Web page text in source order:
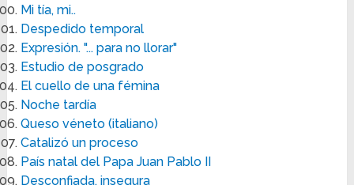
Mi tía, mi..
Despedido temporal
Expresión. "... para no llorar"
Estudio de posgrado
El cuello de una fémina
Noche tardía
Queso véneto (italiano)
Catalizó un proceso
País natal del Papa Juan Pablo II
Desconfiada, insegura